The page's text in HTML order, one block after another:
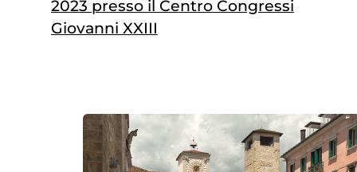
2023 presso il Centro Congressi
Giovanni XXIII